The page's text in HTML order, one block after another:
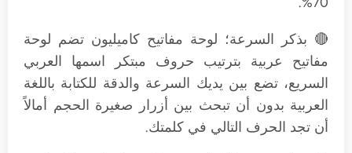
🔴 بذكر السرعة؛ لوحة مفاتيح كاميليون تضم لوحة
مفاتيح عربية بترتيب حروف مبتكر اسمها العربي
السريع، تضع بين يديك السرعة والدقة للكتابة باللغة
العربية بدون أن تبحث بين أزرار صغيرة الحجم أمالاً
أن تجد الحرف التالي في كلمتك.